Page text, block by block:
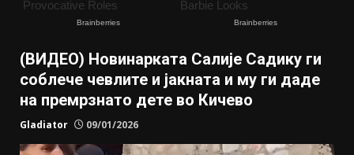
(ВИДЕО) Новинарката Салије Садику ги
соблече чевлите и јакната и му ги даде
на премрзнато дете во Кичево
Gladiator 09/01/2026